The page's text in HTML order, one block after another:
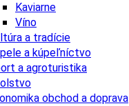
Kaviarne
Víno
a tradície
a kúpeľníctvo
a agroturistika
obchod a doprava